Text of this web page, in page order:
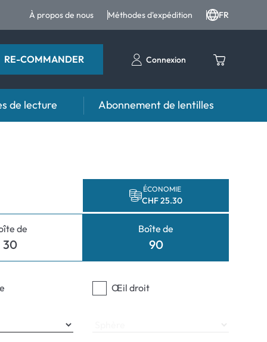
À propos de nous Méthodes d'expédition FR
RE-COMMANDER Connexion
de lecture Abonnement de lentilles
de
30
ÉCONOMIE
CHF 25.30
Boîte de
90
Œil droit